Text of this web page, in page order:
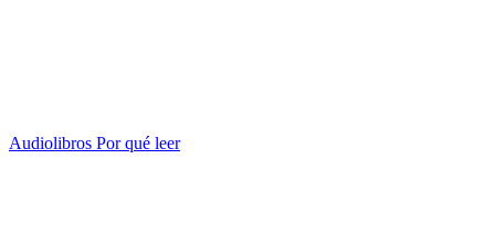
Audiolibros Por qué leer